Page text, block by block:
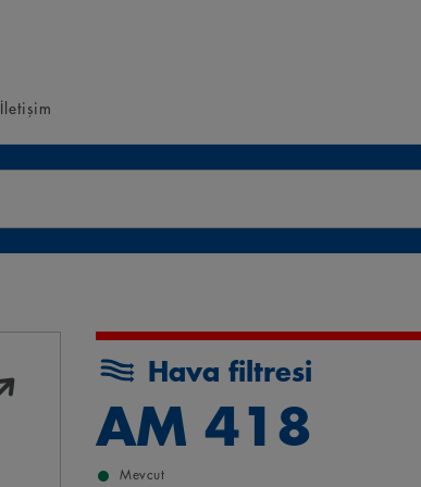
İletişim
Hava filtresi
AM 418
Mevcut